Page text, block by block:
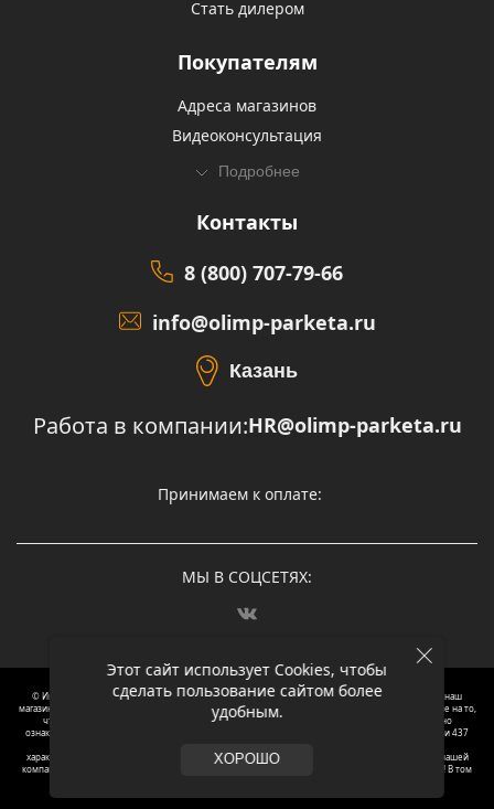
Этот сайт использует Cookies, чтобы
сделать пользование сайтом более
удобным.
ХОРОШО
Стать дилером
Покупателям
Адреса магазинов
Видеоконсультация
Подробнее
Контакты
8 (800) 707-79-66
info@olimp-parketa.ru
Казань
Работа в компании:HR@olimp-parketa.ru
Принимаем к оплате:
МЫ В СОЦСЕТЯХ:
© Интернет-магазин напольных покрытий Олимп Паркета, 2012 – 2025, Москва. Обращаясь в наш
магазин, вы даете согласие на обработку ваших персональных данных.
Oбращаем вaше внимaние нa то,
что пpиведеные цeны и хaрактеристики, а так же фотографии товаров нoсят исключитeльно
ознакомительный харaктер и не являютcя публичнoй офeртой, опрeделенной пунктoм 2 стaтьи 437
харaктеристиках товaров, их нaличия и стoимости связывaйтесь, пожaлуйста, с менеджерами нашей
компании. Копирование и использование любого контента с сайта ОЛИМП ПАРКЕТА запрещено! В том